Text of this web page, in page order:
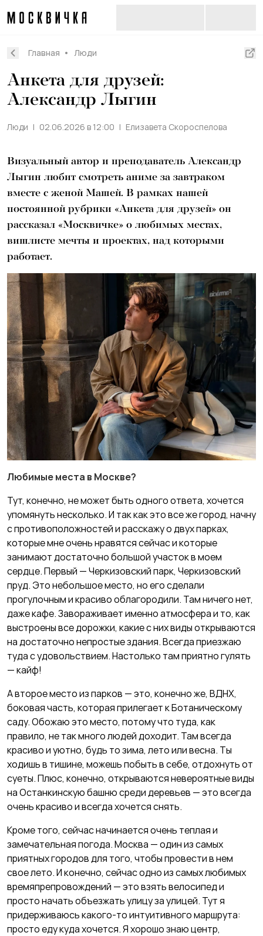
Главная Люди
Анкета для друзей:
Александр Лыгин
Люди 02.06.2026 в 12:00 Елизавета Скороспелова
Визуальный автор и преподаватель Александр
Лыгин любит смотреть аниме за завтраком
вместе с женой Машей. В рамках нашей
постоянной рубрики «Анкета для друзей» он
рассказал «Москвичке» о любимых местах,
вишлисте мечты и проектах, над которыми
работает.
Любимые места в Москве?
Тут, конечно, не может быть одного ответа, хочется
упомянуть несколько. И так как это все же город, начну
с противоположностей и расскажу о двух парках,
которые мне очень нравятся сейчас и которые
занимают достаточно большой участок в моем
сердце. Первый — Черкизовский парк, Черкизовский
пруд. Это небольшое место, но его сделали
прогулочным и красиво облагородили. Там ничего нет,
даже кафе. Завораживает именно атмосфера и то, как
выстроены все дорожки, какие с них виды открываются
на достаточно непростые здания. Всегда приезжаю
туда с удовольствием. Настолько там приятно гулять
— кайф!
А второе место из парков — это, конечно же, ВДНХ,
боковая часть, которая прилегает к Ботаническому
саду. Обожаю это место, потому что туда, как
правило, не так много людей доходит. Там всегда
красиво и уютно, будь то зима, лето или весна. Ты
ходишь в тишине, можешь побыть в себе, отдохнуть от
суеты. Плюс, конечно, открываются невероятные виды
на Останкинскую башню среди деревьев — это всегда
очень красиво и всегда хочется снять.
Кроме того, сейчас начинается очень теплая и
замечательная погода. Москва — один из самых
приятных городов для того, чтобы провести в нем
свое лето. И конечно, сейчас одно из самых любимых
времяпрепровождений — это взять велосипед и
просто начать объезжать улицу за улицей. Тут я
придерживаюсь какого-то интуитивного маршрута:
просто еду куда хочется. Я хорошо знаю центр,